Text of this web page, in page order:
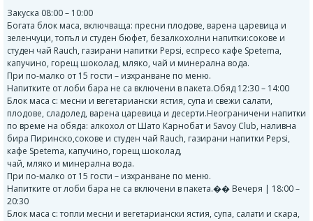
Закуска 08:00 – 10:00
Богата блок маса, включваща: пресни плодове, варена царевица и
зеленчуци, топъл и студен бюфет, безалкохолни напитки:сокове и
студен чай Rauch, газирани напитки Pepsi, еспресо кафе Spetema,
капучино, горещ шоколад, мляко, чай и минерална вода.
При по-малко от 15 гости – изхранване по меню.
Напитките от лоби бара не са включени в пакета.Обяд 12:30 – 14:00
Блок маса с: месни и вегетариански ястия, супа и свежи салати,
плодове, сладолед, варена царевица и десерти.Неограничени напитки
по време на обяда: алкохол от Шато Карнобат и Savoy Club, наливна
бира Пиринско,сокове и студен чай Rauch, газирани напитки Pepsi,
кафе Spetema, капучино, горещ шоколад,
чай, мляко и минерална вода.
При по-малко от 15 гости – изхранване по меню.
Напитките от лоби бара не са включени в пакета.��️ Вечеря | 18:00 –
20:30
Блок маса с: топли месни и вегетариански ястия, супа, салати и скара,